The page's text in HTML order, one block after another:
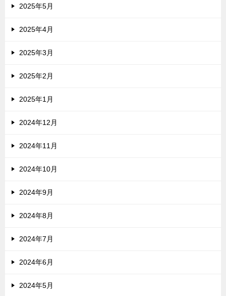
2025年5月
2025年4月
2025年3月
2025年2月
2025年1月
2024年12月
2024年11月
2024年10月
2024年9月
2024年8月
2024年7月
2024年6月
2024年5月